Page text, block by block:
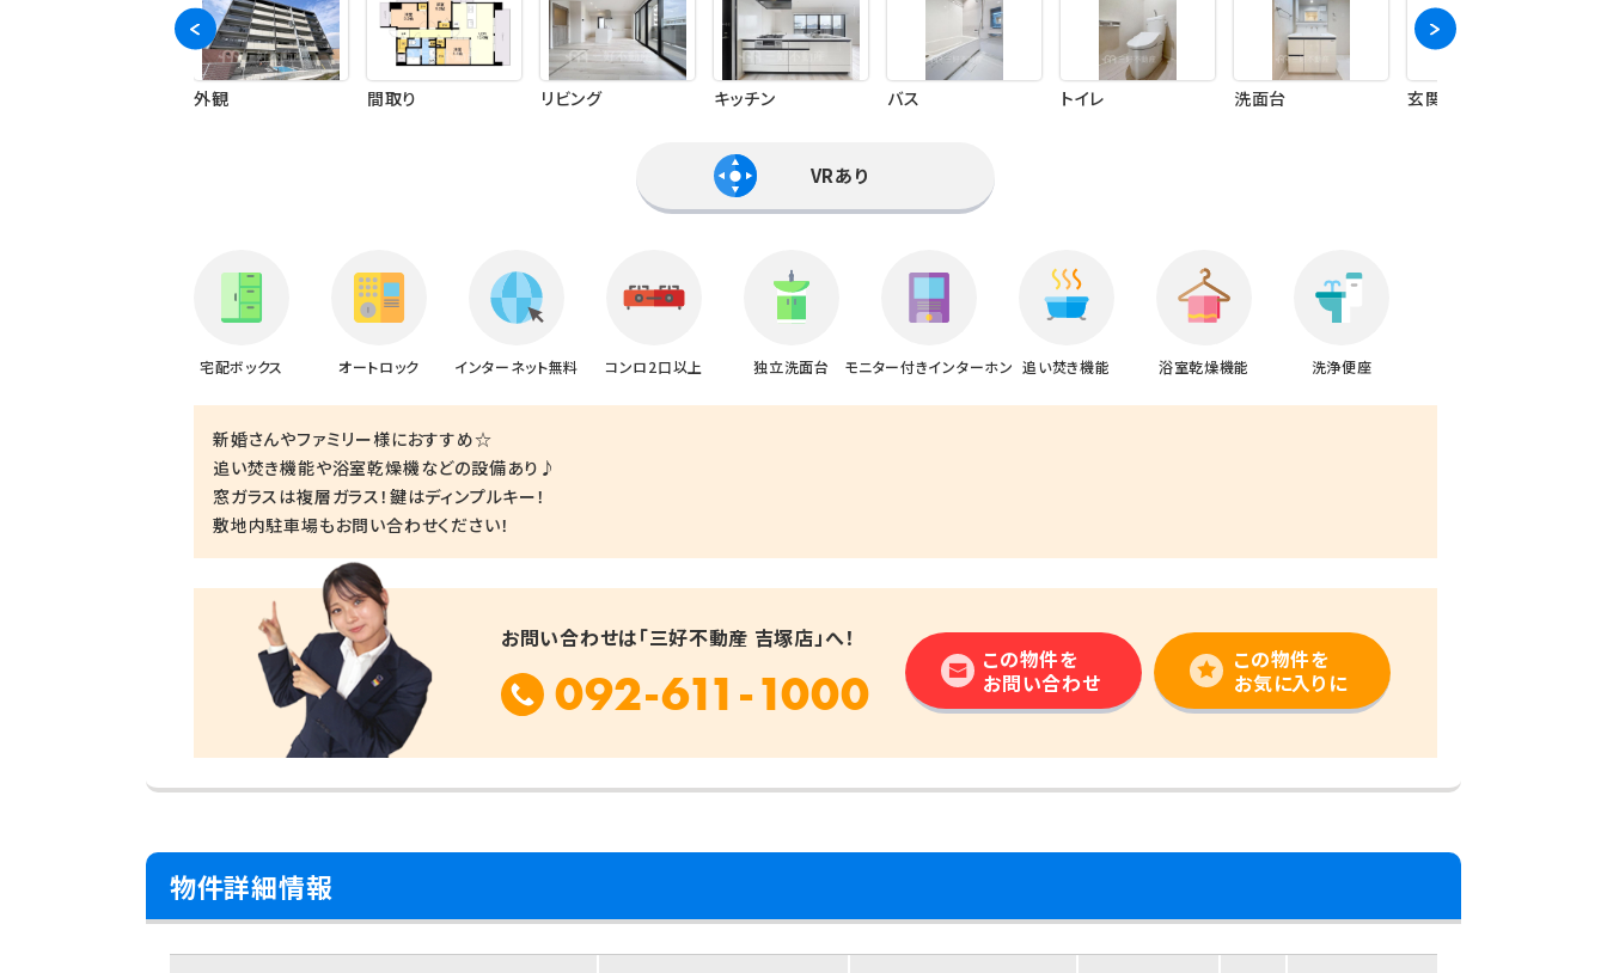
外観 間取り リビング キッチン バス トイレ 洗面台 玄関
VRあり
宅配ボックス オートロック インターネット無料 コンロ2口以上 独立洗面台 モニター付きインターホン 追い焚き機能 浴室乾燥機能 洗浄便座
新婚さんやファミリー様におすすめ☆
追い焚き機能や浴室乾燥機などの設備あり♪
窓ガラスは複層ガラス！鍵はディンプルキー！
敷地内駐車場もお問い合わせください！
お問い合わせは「三好不動産 吉塚店」へ！
092-611-1000
この物件を
お問い合わせ
この物件を
お気に入りに
物件詳細情報